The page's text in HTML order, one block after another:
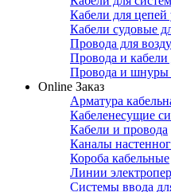
Кабели для цепей
Кабели судовые
Провода для
Провода и кабели
Провода и шнуры
Online Заказ
Арматура
Кабеленесущие
Кабели и провода
Каналы
Короба кабельные
Линии
Системы ввода